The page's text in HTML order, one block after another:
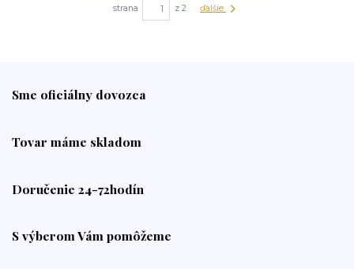
strana z 2 ďalšie
Sme oficiálny dovozca
Tovar máme skladom
Doručenie 24-72hodín
S výberom Vám pomôžeme